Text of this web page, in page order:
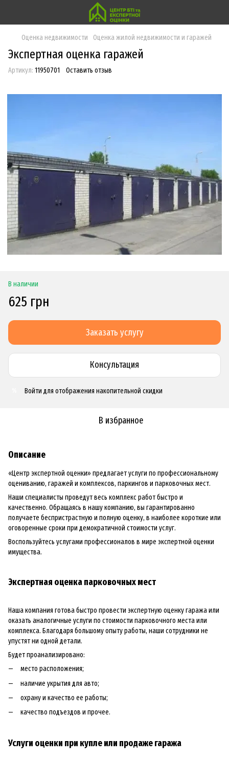
Оценка недвижимости Оценка жилой недвижимости и гаражей
Экспертная оценка гаражей
Артикул: 11950701 Оставить отзыв
В наличии
625 грн
Заказать услугу
Консультация
Войти для отображения накопительной скидки
В избранное
Описание
«Центр экспертной оценки» предлагает услуги по профессиональному
оцениванию, гаражей и комплексов, паркингов и парковочных мест.
Наши специалисты проведут весь комплекс работ быстро и
качественно. Обращаясь в нашу компанию, вы гарантированно
получаете беспристрастную и полную оценку, в наиболее короткие или
оговоренные сроки при демократичной стоимости услуг.
Воспользуйтесь услугами профессионалов в мире экспертной оценки
имущества.
Экспертная оценка парковочных мест
Наша компания готова быстро провести экспертную оценку гаража или
оказать аналогичные услуги по стоимости парковочного места или
комплекса. Благодаря большому опыту работы, наши сотрудники не
упустят ни одной детали.
Будет проанализировано:
место расположения;
наличие укрытия для авто;
охрану и качество ее работы;
качество подъездов и прочее.
Услуги оценки при купле или продаже гаража